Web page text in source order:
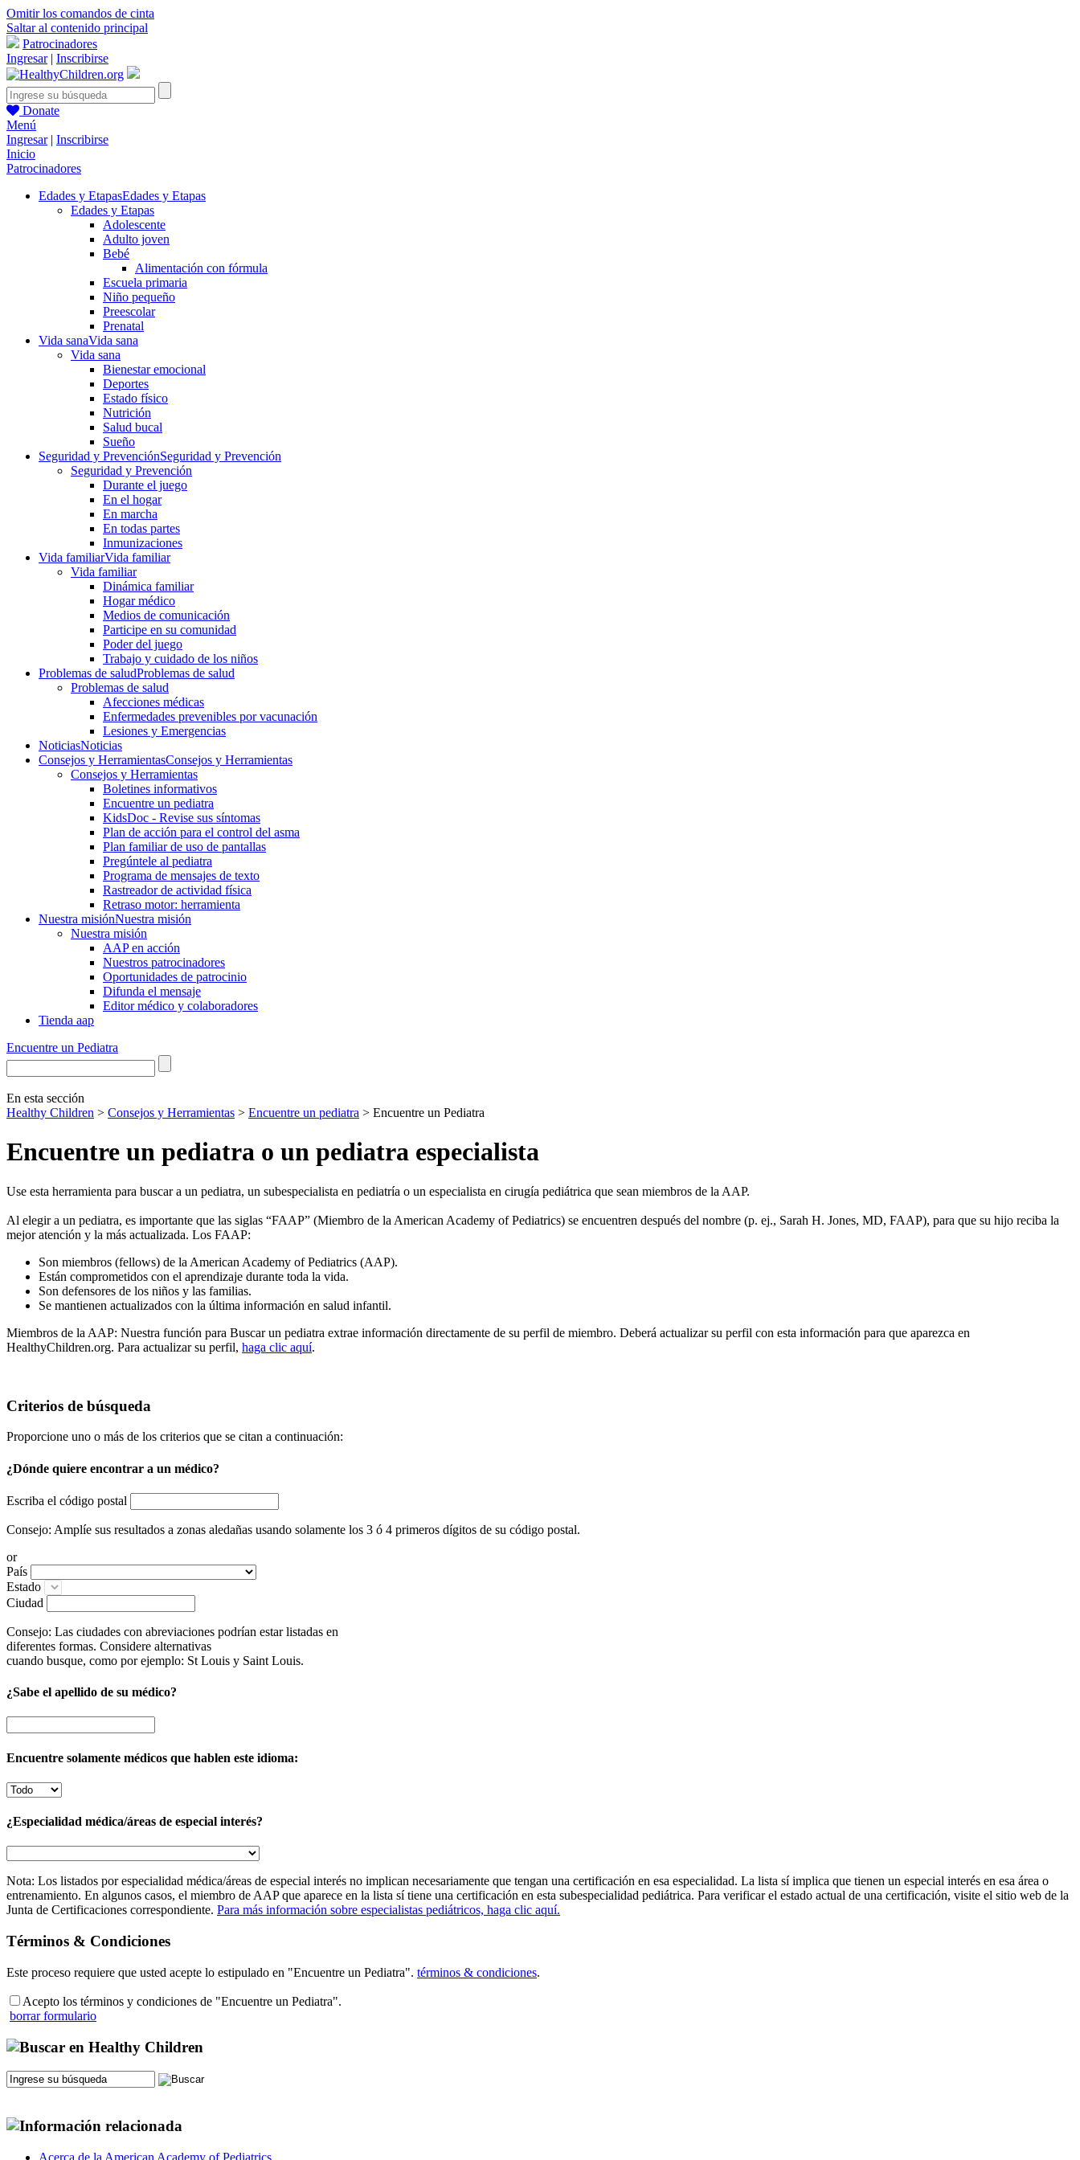
Omitir los comandos de cinta
Saltar al contenido principal
Patrocinadores
Ingresar| Inscribirse
Donate
Menú
Ingresar| Inscribirse
Inicio
Patrocinadores
Edades y EtapasEdades y Etapas
Edades y Etapas
Adolescente
Adulto joven
Bebé
Alimentación con fórmula
Escuela primaria
Niño pequeño
Preescolar
Prenatal
Vida sanaVida sana
Vida sana
Bienestar emocional
Deportes
Estado físico
Nutrición
Salud bucal
Sueño
Seguridad y PrevenciónSeguridad y Prevención
Seguridad y Prevención
Durante el juego
En el hogar
En marcha
En todas partes
Inmunizaciones
Vida familiarVida familiar
Vida familiar
Dinámica familiar
Hogar médico
Medios de comunicación
Participe en su comunidad
Poder del juego
Trabajo y cuidado de los niños
Problemas de saludProblemas de salud
Problemas de salud
Afecciones médicas
Enfermedades prevenibles por vacunación
Lesiones y Emergencias
NoticiasNoticias
Consejos y HerramientasConsejos y Herramientas
Consejos y Herramientas
Boletines informativos
Encuentre un pediatra
KidsDoc - Revise sus síntomas
Plan de acción para el control del asma
Plan familiar de uso de pantallas
Pregúntele al pediatra
Programa de mensajes de texto
Rastre​​ador de activida​d física
Retraso motor: herramienta
Nuestra misiónNuestra misión
Nuestra misión
AAP en acción
Nuestros patrocinadores
Oportunidades de patrocinio
Difunda el mensaje
Editor médico y colaboradores
Tienda aap
Encuentre un Pediatra
En esta sección
Healthy Children > Consejos y Herramientas > Encuentre un pediatra > Encuentre un Pediatra
Encuentre un pediatra o un pediatra especialista
Use esta herramienta para buscar a un pediatra, un subespecialista en pediatría o un especialista en cirugía pediátrica que sean miembros de la AAP.​
Al elegir a un pediatra, es importante que las siglas “FAAP” (Miembro de la American Academy of Pediatrics) se encuentren después del nombre (p. ej., Sarah H. Jones, MD, FAAP), para que su hijo reciba la
mejor atención y la más actualizada. Los FAAP:
Son miembros (fellows) de la American Academy of Pediatrics (AAP).
Están comprometidos con el aprendizaje durante toda la vida.
Son defensores de los niños y las familias.
Se mantienen actualizados con la última información en salud infantil.
Miembros de la AAP:​ Nuestra función para Buscar un pediatra extrae información directamente de su perfil de miembro. Deberá actualizar su perfil con esta información para que aparezca en
HealthyChildren.org. Para actualizar su perfil, haga clic aquí​.
Criterios de búsqueda
Proporcione uno o más de los criterios que se citan a continuación:
¿Dónde quiere encontrar a un médico?
Escriba el código postal
Consejo: Amplíe sus resultados a zonas aledañas usando solamente los 3 ó 4 primeros dígitos de su código postal.
or
País
Estado
Ciudad
Consejo: Las ciudades con abreviaciones podrían estar listadas en
diferentes formas. Considere alternativas
cuando busque, como por ejemplo: St Louis y Saint Louis.
¿Sabe el apellido de su médico?
Encuentre solamente médicos que hablen este idioma:
¿Especialidad médica/áreas de especial interés?
Nota: Los listados por especialidad médica/áreas de especial interés no implican necesariamente que tengan una certificación en esa especialidad. La lista sí implica que tienen un especial interés en esa área o
entrenamiento. En algunos casos, el miembro de AAP que aparece en la lista sí tiene una certificación en esta subespecialidad pediátrica. Para verificar el estado actual de una certificación, visite el sitio web de la
Junta de Certificaciones correspondiente. Para más información sobre especialistas pediátricos, haga clic aquí.
Términos & Condiciones
Este proceso requiere que usted acepte lo estipulado en "Encuentre un Pediatra". términos & condiciones.
Acepto los términos y condiciones de "Encuentre un Pediatra".
borrar formulario
Acerca de la American Academy of Pediatrics